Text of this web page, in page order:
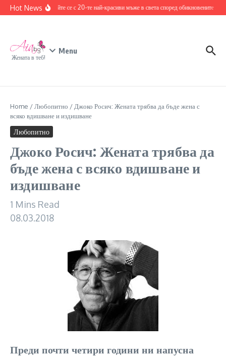
Skip to content
Hot NewsЗапознайте се с 20-те най-красиви мъже в света според обикновените хора
Жената в теб!
Menu
Home /Любопитно / Джоко Росич: Жената трябва да бъде жена с
всяко вдишване и издишване
Любопитно
Джоко Росич: Жената трябва да
бъде жена с всяко вдишване и
издишване
1 Mins Read
08.03.2018
Преди почти четири години ни напусна